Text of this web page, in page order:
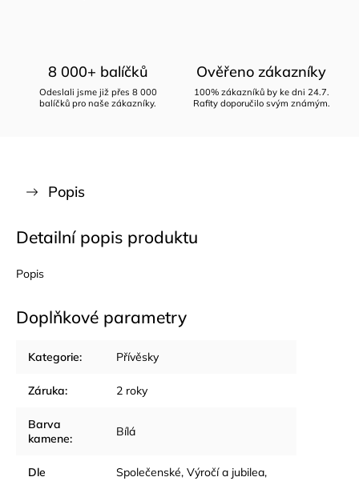
8 000+ balíčků
Odeslali jsme již přes 8 000
balíčků pro naše zákazníky.
Ověřeno zákazníky
100% zákazníků by ke dni 24.7.
Rafity doporučilo svým známým.
Popis
Detailní popis produktu
Popis
Doplňkové parametry
Kategorie: Přívěsky
Záruka: 2 roky
Barva
kamene: Bílá
Dle
Společenské, Výročí a jubilea,